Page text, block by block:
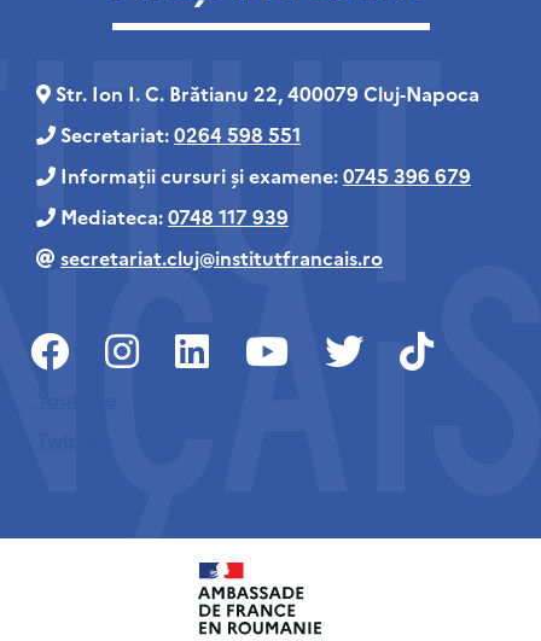
Str. Ion I. C. Brătianu 22, 400079 Cluj‑Napoca
Secretariat:0264 598 551
Informații cursuri și examene:0745 396 679
Mediateca:0748 117 939
secretariat.cluj@institutfrancais.ro